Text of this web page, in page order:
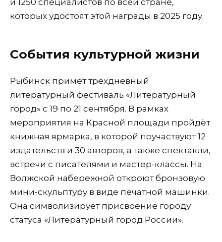
и 1250 специалистов по всей стране,
которых удостоят этой награды в 2025 году.
События культурной жизни
Рыбинск примет трёхдневный
литературный фестиваль «Литературный
город» с 19 по 21 сентября. В рамках
мероприятия на Красной площади пройдёт
книжная ярмарка, в которой поучаствуют 12
издательств и 30 авторов, а также спектакли,
встречи с писателями и мастер-классы. На
Волжской набережной откроют бронзовую
мини-скульптуру в виде печатной машинки.
Она символизирует присвоение городу
статуса «Литературный город России».